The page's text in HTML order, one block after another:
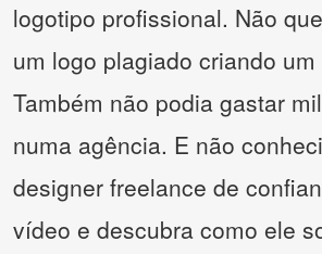
logotipo profissional. Não
um logo plagiado criando
Também não podia gastar
numa agência. E não
designer freelance de
vídeo e descubra como ele